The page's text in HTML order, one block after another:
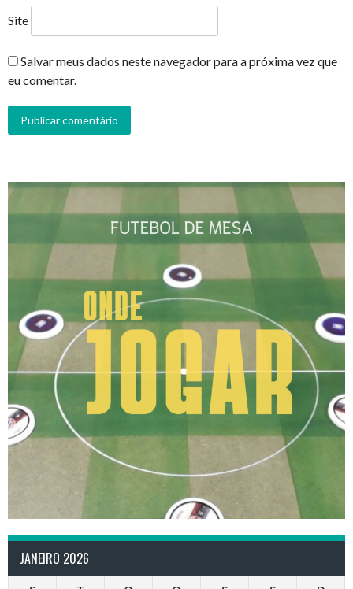
Site
Salvar meus dados neste navegador para a próxima vez que
eu comentar.
JANEIRO 2026